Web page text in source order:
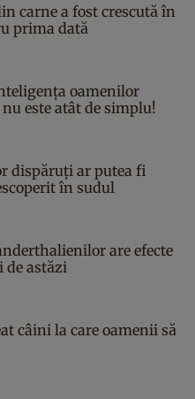
carne a fost crescută în
prima dată
oamenilor
este atât de simplu!
dispăruți ar putea fi
în sudul
are efecte
de astăzi
câini la care oamenii să